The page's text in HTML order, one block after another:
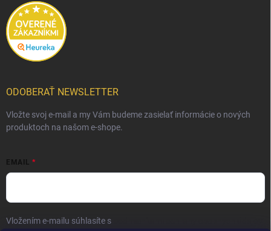
ODOBERAŤ NEWSLETTER
Vložte svoj e-mail a my Vám budeme zasielať informácie o nových
produktoch na našom e-shope.
EMAIL
Vložením e-mailu súhlasíte s